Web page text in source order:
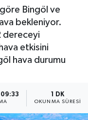
Bingöl ve
bekleniyor.
dereceyi
etkisini
hava durumu
1 DK
OKUNMA SÜRESI